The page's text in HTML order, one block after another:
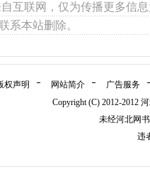
互联网，仅为传播更多信
系本站删除。
权声明 网站简介
广告服务
Copyright (C) 2012-2012
未经河北网
违